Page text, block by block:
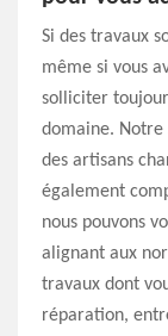
Si des travaux
même si vous
solliciter
domaine. Notre
des artisans
également
nous pouvons
alignant aux
travaux dont
réparation,